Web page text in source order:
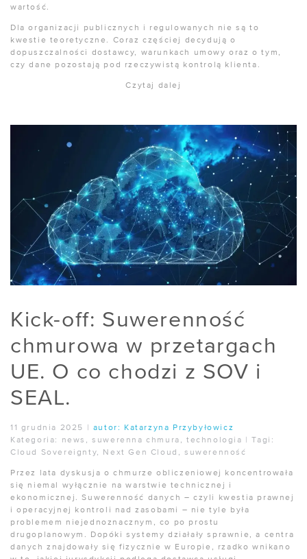
wartość.
Dla organizacji publicznych i regulowanych nie są to
kwestie teoretyczne. Coraz częściej decydują o
dopuszczalności dostawcy, warunkach umowy oraz o tym,
czy dane pozostają pod rzeczywistą kontrolą klienta.
Czytaj dalej
Kick-off: Suwerenność
chmurowa w przetargach
UE. O co chodzi z SOV i
SEAL.
11 grudnia 2025 autor:
Katarzyna Przybyłowicz
Kategoria:
news ,suwerenna chmura ,technologia |Tagi:
Cloud Sovereignty, Next Gen Cloud ,suwerenność
Przez lata dyskusja o chmurze obliczeniowej koncentrowała
się niemal wyłącznie na warstwie technicznej i
ekonomicznej. Suwerenność danych – czyli kwestia prawnej
i operacyjnej kontroli nad zasobami – nie tyle była
problemem niejednoznacznym, co po prostu
drugoplanowym. Dopóki systemy działały sprawnie, a centra
danych znajdowały się fizycznie w Europie, rzadko wnikano